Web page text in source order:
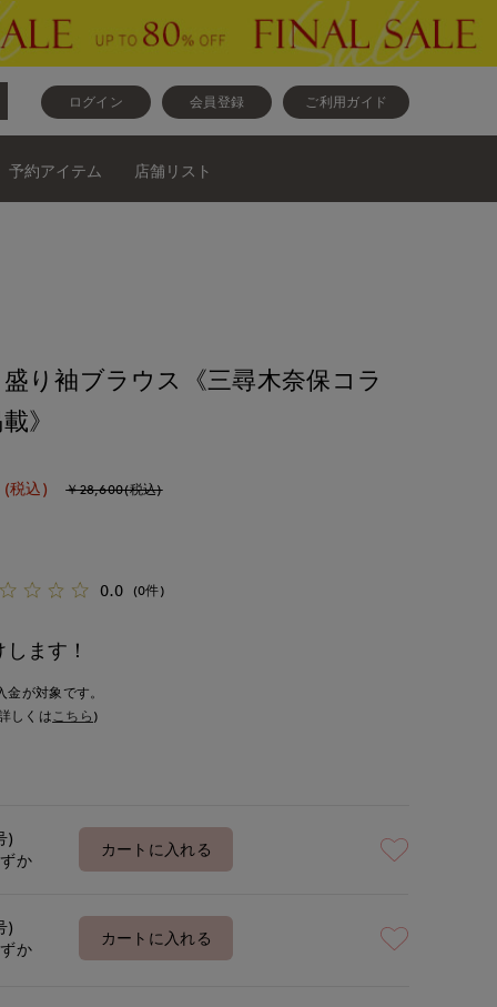
ログイン 会員登録 ご利用ガイド
予約アイテム 店舗リスト
盛り袖ブラウス《三尋木奈保コラ
》
(税込) ￥28,600(税込)
0.0 (0件)
ます！
が対象です。
しくはこちら )
)
か
カートに入れる
)
か
カートに入れる